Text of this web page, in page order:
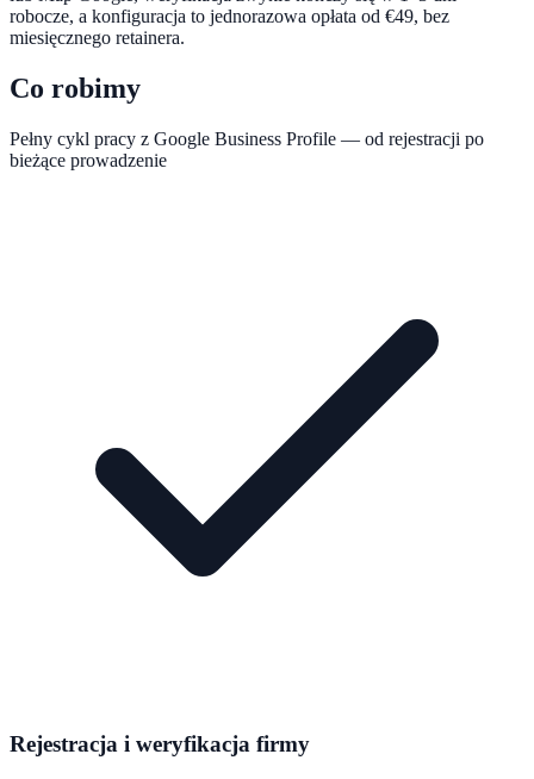
robocze, a konfiguracja to jednorazowa opłata od €49, bez
miesięcznego retainera.
Co robimy
Pełny cykl pracy z Google Business Profile — od rejestracji po
bieżące prowadzenie
Rejestracja i weryfikacja firmy